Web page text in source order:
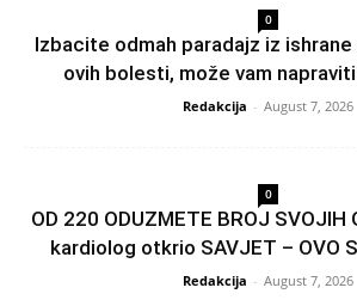
0
Izbacite odmah paradajz iz
ovih bolesti, može vam
Redakcija - August 7, 2026
0
OD 220 ODUZMETE BROJ SVOJIH
kardiolog otkrio SAVJET – OVO
Redakcija - August 7, 2026